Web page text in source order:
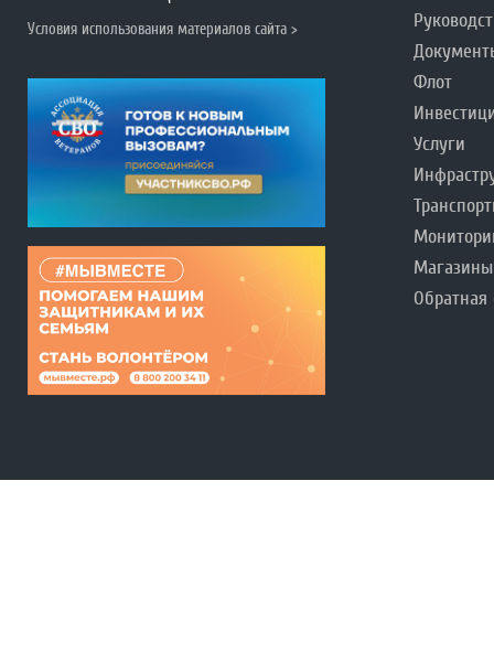
Условия использования материалов сайта >
Флот
Услуги
Магазины
Обратная